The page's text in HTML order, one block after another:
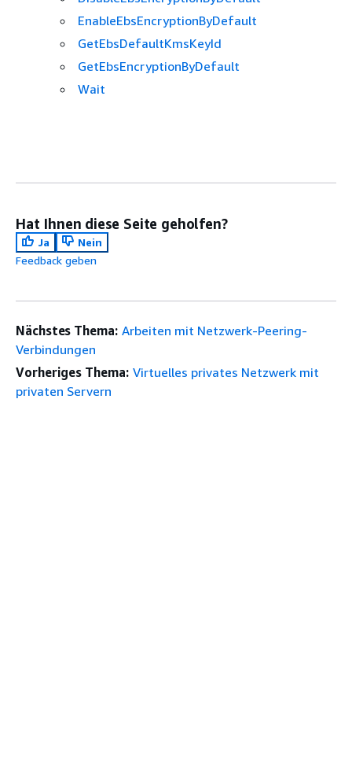
EnableEbsEncryptionByDefault
GetEbsDefaultKmsKeyId
GetEbsEncryptionByDefault
Wait
Hat Ihnen diese Seite geholfen?
Ja
Nein
Feedback geben
Nächstes Thema: Arbeiten mit Netzwerk-Peering-
Verbindungen
Vorheriges Thema: Virtuelles privates Netzwerk mit
privaten Servern